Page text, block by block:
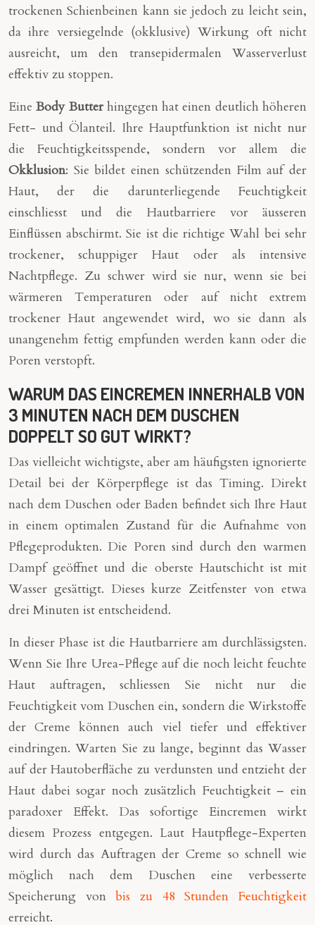
trockenen Schienbeinen kann sie jedoch zu leicht sein,
da ihre versiegelnde (okklusive) Wirkung oft nicht
ausreicht, um den transepidermalen Wasserverlust
effektiv zu stoppen.
EineBody Butterhingegen hat einen deutlich höheren
Fett- und Ölanteil. Ihre Hauptfunktion ist nicht nur
die Feuchtigkeitsspende, sondern vor allem die
Okklusion: Sie bildet einen schützenden Film auf der
Haut, der die darunterliegende Feuchtigkeit
einschliesst und die Hautbarriere vor äusseren
Einflüssen abschirmt. Sie ist die richtige Wahl bei sehr
trockener, schuppiger Haut oder als intensive
Nachtpflege. Zu schwer wird sie nur, wenn sie bei
wärmeren Temperaturen oder auf nicht extrem
trockener Haut angewendet wird, wo sie dann als
unangenehm fettig empfunden werden kann oder die
Poren verstopft.
WARUM DAS EINCREMEN INNERHALB VON
3 MINUTEN NACH DEM DUSCHEN
DOPPELT SO GUT WIRKT?
Das vielleicht wichtigste, aber am häufigsten ignorierte
Detail bei der Körperpflege ist das Timing. Direkt
nach dem Duschen oder Baden befindet sich Ihre Haut
in einem optimalen Zustand für die Aufnahme von
Pflegeprodukten. Die Poren sind durch den warmen
Dampf geöffnet und die oberste Hautschicht ist mit
Wasser gesättigt. Dieses kurze Zeitfenster von etwa
drei Minuten ist entscheidend.
In dieser Phase ist die Hautbarriere am durchlässigsten.
Wenn Sie Ihre Urea-Pflege auf die noch leicht feuchte
Haut auftragen, schliessen Sie nicht nur die
Feuchtigkeit vom Duschen ein, sondern die Wirkstoffe
der Creme können auch viel tiefer und effektiver
eindringen. Warten Sie zu lange, beginnt das Wasser
auf der Hautoberfläche zu verdunsten und entzieht der
Haut dabei sogar noch zusätzlich Feuchtigkeit – ein
paradoxer Effekt. Das sofortige Eincremen wirkt
diesem Prozess entgegen. Laut Hautpflege-Experten
wird durch das Auftragen der Creme so schnell wie
möglich nach dem Duschen eine verbesserte
Speicherung vonbis zu 48 Stunden Feuchtigkeit
erreicht.